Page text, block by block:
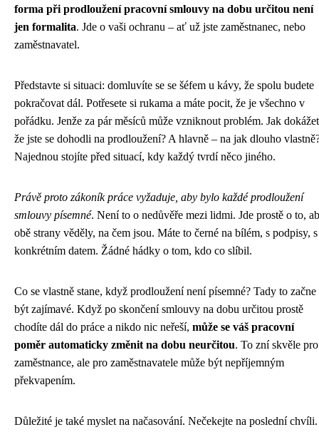
forma při prodloužení pracovní smlouvy na dobu určitou není
jen formalita. Jde o vaši ochranu – ať už jste zaměstnanec, nebo
zaměstnavatel.
Představte si situaci: domluvíte se se šéfem u kávy, že spolu budete
pokračovat dál. Potřesete si rukama a máte pocit, že je všechno v
pořádku. Jenže za pár měsíců může vzniknout problém. Jak
že jste se dohodli na prodloužení? A hlavně – na jak dlouho
Najednou stojíte před situací, kdy každý tvrdí něco jiného.
Právě proto zákoník práce vyžaduje, aby bylo každé prodloužení
smlouvy písemné. Není to o nedůvěře mezi lidmi. Jde prostě o to,
obě strany věděly, na čem jsou. Máte to černé na bílém, s podpisy, s
konkrétním datem. Žádné hádky o tom, kdo co slíbil.
Co se vlastně stane, když prodloužení není písemné? Tady to začne
být zajímavé. Když po skončení smlouvy na dobu určitou prostě
chodíte dál do práce a nikdo nic neřeší, může se váš pracovní
poměr automaticky změnit na dobu neurčitou. To zní skvěle pro
zaměstnance, ale pro zaměstnavatele může být nepříjemným
překvapením.
Důležité je také myslet na načasování. Nečekejte na poslední chvíli.